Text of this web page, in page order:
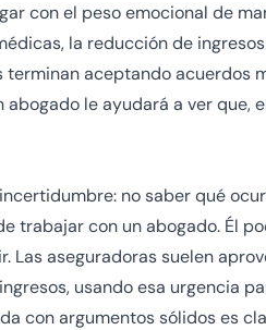
con el peso emocional de
la reducción de
aceptando acuerdos
le ayudará a ver que,
no saber qué
trabajar con un abogado. Él
aseguradoras suelen
usando esa urgencia
con argumentos sólidos es